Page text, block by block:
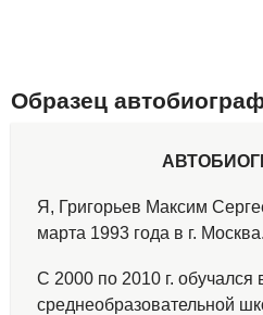
Образец
Я, Григорьев Максим
марта 1993 года в г. Москва.
С 2000 по 2010 г. обучался
среднеобразовательной